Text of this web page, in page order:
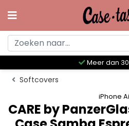
Meer dan 300
Softcovers
iPhone
CARE by